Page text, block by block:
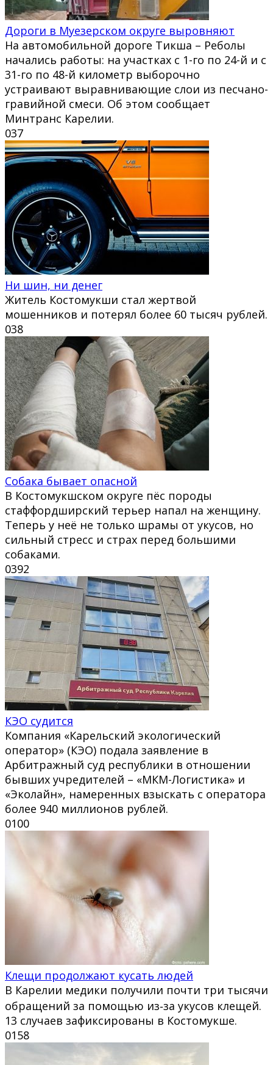
Дороги в Муезерском округе выровняют
На автомобильной дороге Тикша – Реболы
начались работы: на участках с 1-го по 24-й и с
31-го по 48-й километр выборочно
устраивают выравнивающие слои из песчано-
гравийной смеси. Об этом сообщает
Минтранс Карелии.
037
Ни шин, ни денег
Житель Костомукши стал жертвой
мошенников и потерял более 60 тысяч рублей.
038
Собака бывает опасной
В Костомукшском округе пёс породы
стаффордширский терьер напал на женщину.
Теперь у неё не только шрамы от укусов, но
сильный стресс и страх перед большими
собаками.
0392
КЭО судится
Компания «Карельский экологический
оператор» (КЭО) подала заявление в
Арбитражный суд республики в отношении
бывших учредителей – «МКМ-Логистика» и
«Эколайн», намеренных взыскать с оператора
более 940 миллионов рублей.
0100
Клещи продолжают кусать людей
В Карелии медики получили почти три тысячи
обращений за помощью из‑за укусов клещей.
13 случаев зафиксированы в Костомукше.
0158